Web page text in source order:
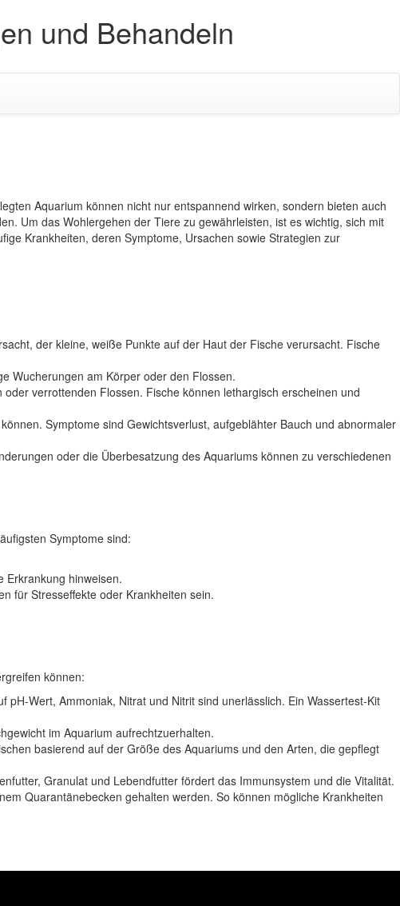
und Behandeln
Aquarium können nicht nur entspannend wirken, sondern bieten auch
Um das Wohlergehen der Tiere zu gewährleisten, ist es wichtig, sich mit
Krankheiten, deren Symptome, Ursachen sowie Strategien zur
der kleine, weiße Punkte auf der Haut der Fische verursacht. Fische
Wucherungen am Körper oder den Flossen.
verrottenden Flossen. Fische können lethargisch erscheinen und
Symptome sind Gewichtsverlust, aufgeblähter Bauch und abnormaler
oder die Überbesatzung des Aquariums können zu verschiedenen
Symptome sind:
Erkrankung hinweisen.
für Stresseffekte oder Krankheiten sein.
können:
Wert, Ammoniak, Nitrat und Nitrit sind unerlässlich. Ein Wassertest-Kit
im Aquarium aufrechtzuerhalten.
basierend auf der Größe des Aquariums und den Arten, die gepflegt
Granulat und Lebendfutter fördert das Immunsystem und die Vitalität.
Quarantänebecken gehalten werden. So können mögliche Krankheiten